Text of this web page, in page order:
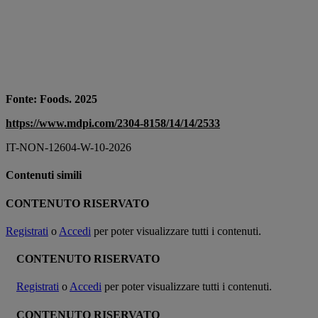
Fonte: Foods. 2025
https://www.mdpi.com/2304-8158/14/14/2533
IT-NON-12604-W-10-2026
Contenuti simili
CONTENUTO RISERVATO
Registrati o Accedi per poter visualizzare tutti i contenuti.
CONTENUTO RISERVATO
Registrati oAccedi per poter visualizzare tutti i contenuti.
CONTENUTO RISERVATO